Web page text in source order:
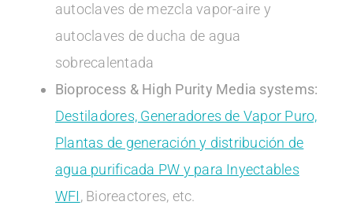
autoclaves de mezcla vapor-aire y
autoclaves de ducha de agua
sobrecalentada
Bioprocess & High Purity Media systems:
Destiladores, Generadores de Vapor Puro,
Plantas de generación y distribución de
agua purificada PW y para Inyectables
WFI, Bioreactores, etc.